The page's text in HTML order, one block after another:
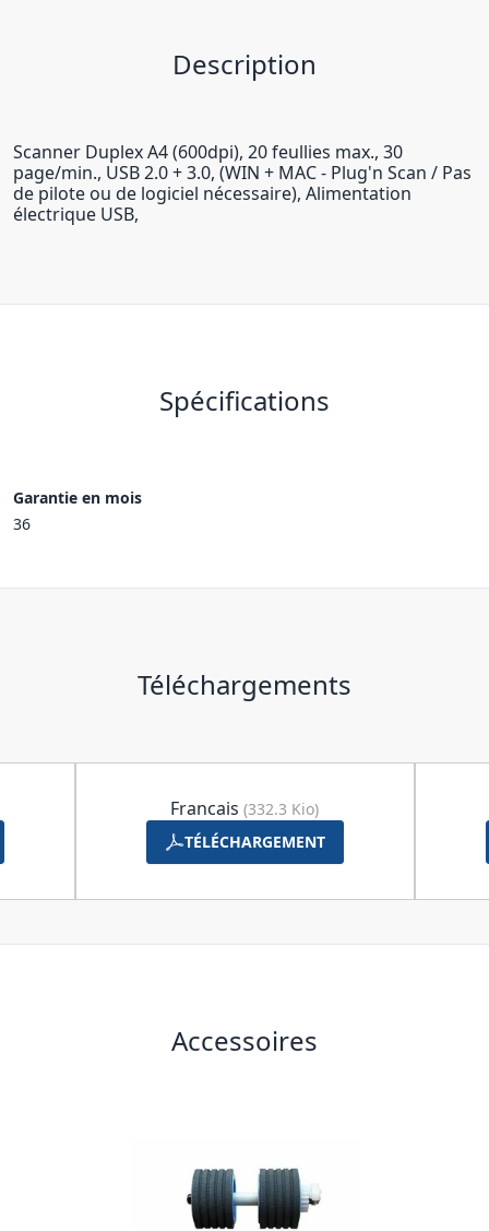
Description
Scanner Duplex A4 (600dpi), 20 feullies max., 30
page/min., USB 2.0 + 3.0, (WIN + MAC - Plug'n Scan / Pas
de pilote ou de logiciel nécessaire), Alimentation
électrique USB,
Spécifications
Garantie en mois
36
Téléchargements
Francais (332.3 Kio)
TÉLÉCHARGEMENT
Accessoires